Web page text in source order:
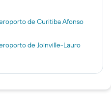
de Curitiba Afonso
de Joinville-Lauro